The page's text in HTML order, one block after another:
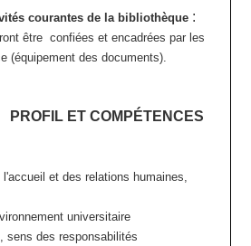
courantes de la bibliothèque:
être confiées et encadrées par les
(équipement des documents).
COMPÉTENCES
et des relations humaines,
universitaire
sens des responsabilités